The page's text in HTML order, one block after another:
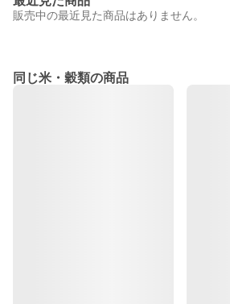
販売中の最近見た商品はありません。
同じ米・穀類の商品